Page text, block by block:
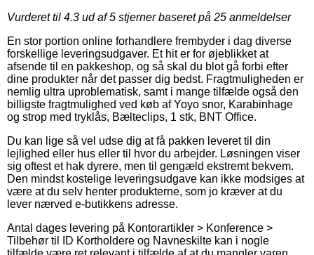
Vurderet til 4.3 ud af 5 stjerner baseret på 25 anmeldelser
En stor portion online forhandlere frembyder i dag diverse
forskellige leveringsudgaver. Et hit er for øjeblikket at
afsende til en pakkeshop, og så skal du blot gå forbi efter
dine produkter når det passer dig bedst. Fragtmuligheden er
nemlig ultra uproblematisk, samt i mange tilfælde også den
billigste fragtmulighed ved køb af Yoyo snor, Karabinhage
og strop med tryklås, Bælteclips, 1 stk, BNT Office.
Du kan lige så vel udse dig at få pakken leveret til din
lejlighed eller hus eller til hvor du arbejder. Løsningen viser
sig oftest et hak dyrere, men til gengæld ekstremt bekvem.
Den mindst kostelige leveringsudgave kan ikke modsiges at
være at du selv henter produkterne, som jo kræver at du
lever nærved e-butikkens adresse.
Antal dages levering på Kontorartikler > Konference >
Tilbehør til ID Kortholdere og Navneskilte kan i nogle